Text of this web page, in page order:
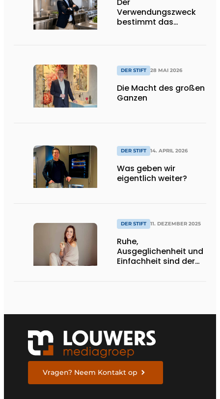
Der
Verwendungszweck
bestimmt das
DER STIFT 28 MAI 2026
Die Macht des großen
Ganzen
DER STIFT 14. APRIL 2026
Was geben wir
eigentlich weiter?
DER STIFT 11. DEZEMBER 2025
Ruhe,
Ausgeglichenheit und
Einfachheit sind der
Vragen? Neem Kontakt op